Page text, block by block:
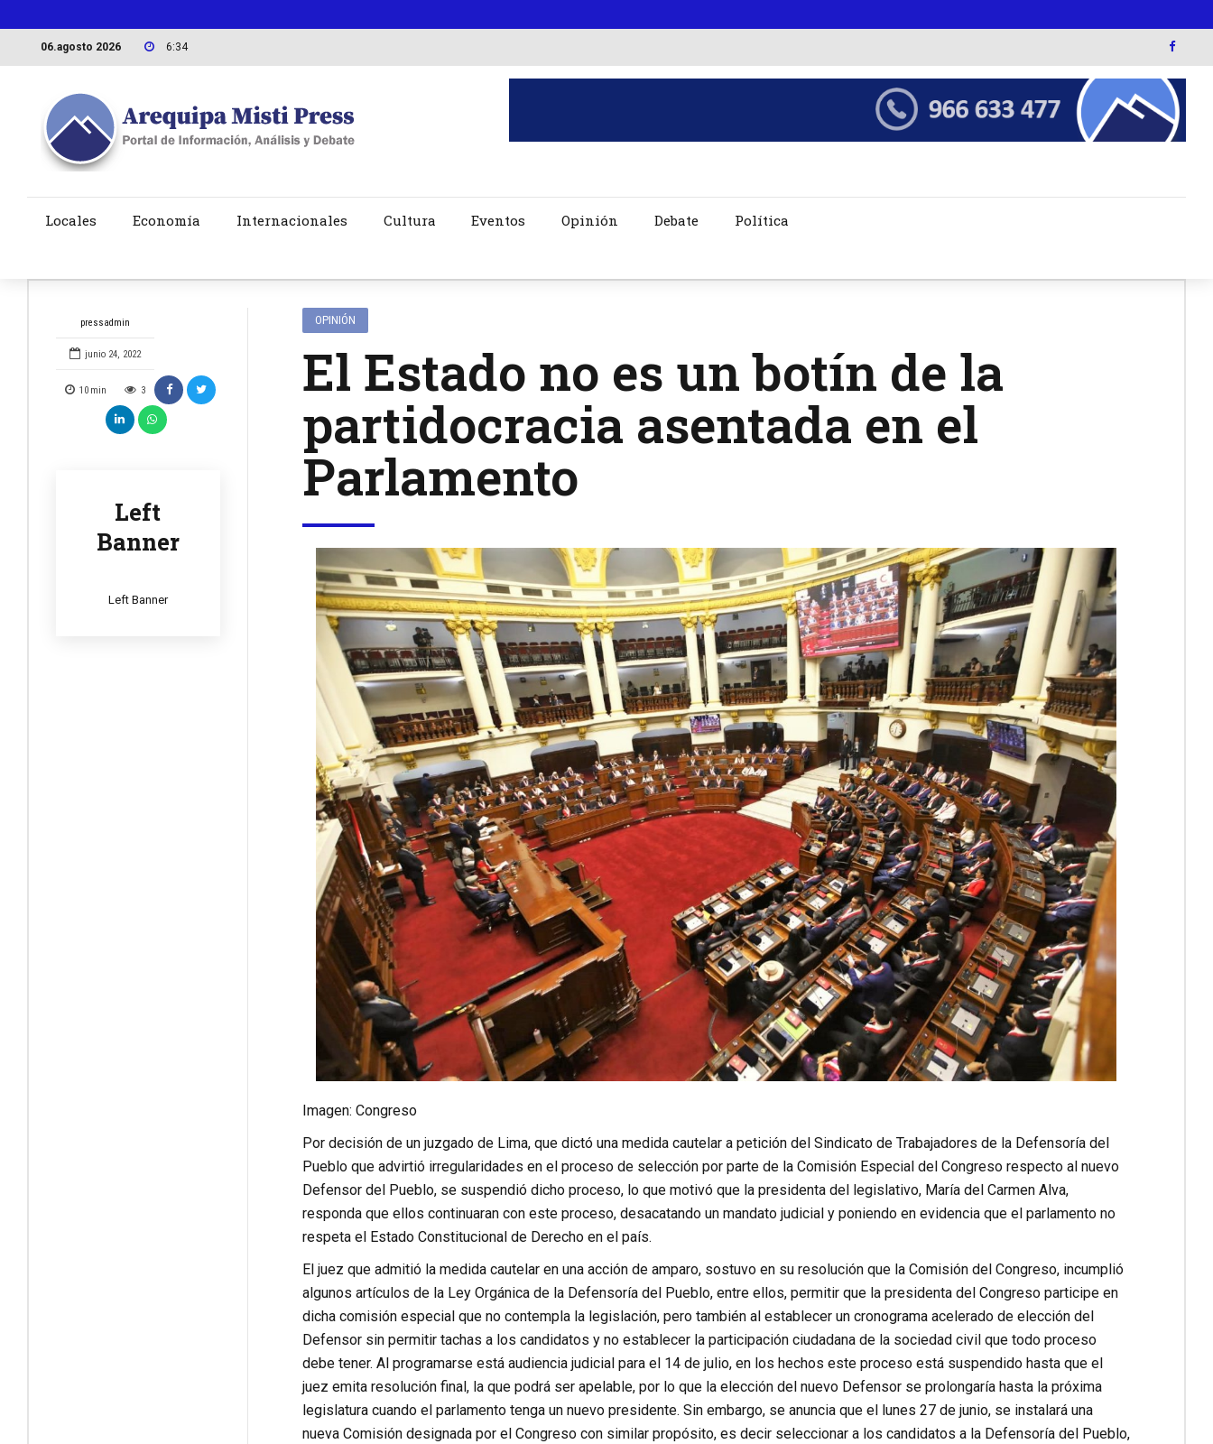
06.agosto 2026 6:34
Locales Economía Internacionales Cultura Eventos Opinión Debate Política
pressadmin
junio 24, 2022
10 min 3
Left
Banner
Left Banner
OPINIÓN
El Estado no es un botín de la
partidocracia asentada en el
Parlamento
Imagen: Congreso
Por decisión de un juzgado de Lima, que dictó una medida cautelar a petición del Sindicato de Trabajadores de la Defensoría del
Pueblo que advirtió irregularidades en el proceso de selección por parte de la Comisión Especial del Congreso respecto al nuevo
Defensor del Pueblo, se suspendió dicho proceso, lo que motivó que la presidenta del legislativo, María del Carmen Alva,
responda que ellos continuaran con este proceso, desacatando un mandato judicial y poniendo en evidencia que el parlamento no
respeta el Estado Constitucional de Derecho en el país.
El juez que admitió la medida cautelar en una acción de amparo, sostuvo en su resolución que la Comisión del Congreso, incumplió
algunos artículos de la Ley Orgánica de la Defensoría del Pueblo, entre ellos, permitir que la presidenta del Congreso participe en
dicha comisión especial que no contempla la legislación, pero también al establecer un cronograma acelerado de elección del
Defensor sin permitir tachas a los candidatos y no establecer la participación ciudadana de la sociedad civil que todo proceso
debe tener. Al programarse está audiencia judicial para el 14 de julio, en los hechos este proceso está suspendido hasta que el
juez emita resolución final, la que podrá ser apelable, por lo que la elección del nuevo Defensor se prolongaría hasta la próxima
legislatura cuando el parlamento tenga un nuevo presidente. Sin embargo, se anuncia que el lunes 27 de junio, se instalará una
nueva Comisión designada por el Congreso con similar propósito, es decir seleccionar a los candidatos a la Defensoría del Pueblo,